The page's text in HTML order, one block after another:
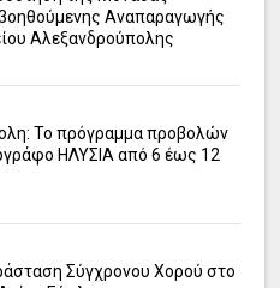
Αναπαραγωγής
Αλεξανδρούπολης
Το πρόγραμμα προβολών
ΗΛΥΣΙΑ από 6 έως 12
Σύγχρονου Χορού στο